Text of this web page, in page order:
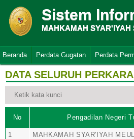
Sistem
MAHKAMAH SYAR'IYAH
Beranda Perdata Gugatan Perdata
DATA SELURUH PERKARA
No Pengadilan Negeri
1 MAHKAMAH SYAR'IYAH